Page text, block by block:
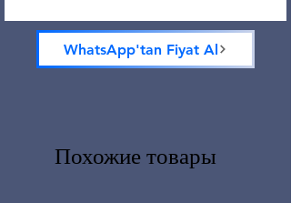
WhatsApp'tan Fiyat Al
Похожие товары